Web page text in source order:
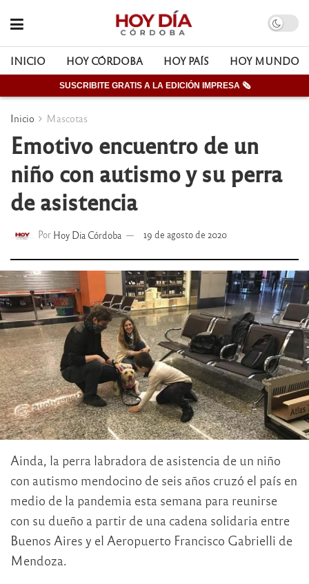
INICIO HOY CÓRDOBA HOY PAÍS HOY MUNDO
SUSCRIBITE GRATIS A LA EDICIÓN IMPRESA 🗞
Inicio Mascotas
Emotivo encuentro de un
niño con autismo y su perra
de asistencia
Por Hoy Dia Córdoba 19 de agosto de 2020
Ainda, la perra labradora de asistencia de un niño
con autismo mendocino de seis años cruzó el país en
medio de la pandemia esta semana para reunirse
con su dueño a partir de una cadena solidaria entre
Buenos Aires y el Aeropuerto Francisco Gabrielli de
Mendoza.